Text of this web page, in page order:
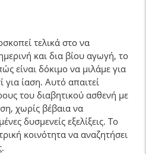
τελικά στο να
και δια βίου αγωγή, το
είναι δόκιμο να μιλάμε για
για ίαση. Αυτό απαιτεί
του διαβητικού ασθενή με
χωρίς βέβαια να
δυσμενείς εξελίξεις. Το
κοινότητα να αναζητήσει